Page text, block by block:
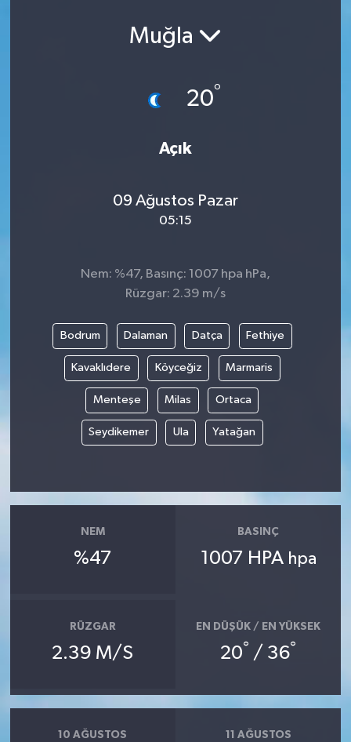
Muğla
20°
Açık
09 Ağustos Pazar
05:15
Nem: %47, Basınç: 1007 hpa hPa,
Rüzgar: 2.39 m/s
Bodrum Dalaman Datça Fethiye
Kavaklıdere Köyceğiz Marmaris
Menteşe Milas Ortaca
Seydikemer Ula Yatağan
NEM
%47
BASINÇ
1007 HPA hpa
RÜZGAR
2.39 M/S
EN DÜŞÜK / EN YÜKSEK
20° / 36°
10 AĞUSTOS 11 AĞUSTOS
BİLİM VE TEKNOLOJİ